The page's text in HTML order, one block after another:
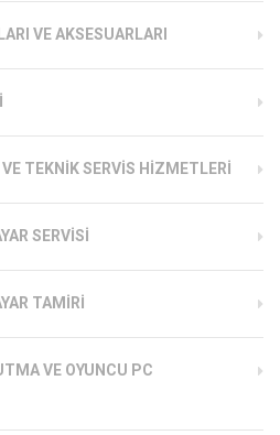
VE AKSESUARLARI
TEKNIK SERVIS HIZMETLERI
SERVISI
TAMIRI
VE OYUNCU PC